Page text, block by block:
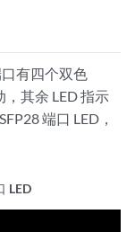
有四个双色
，其余 LED 指示
端口 LED，
LED